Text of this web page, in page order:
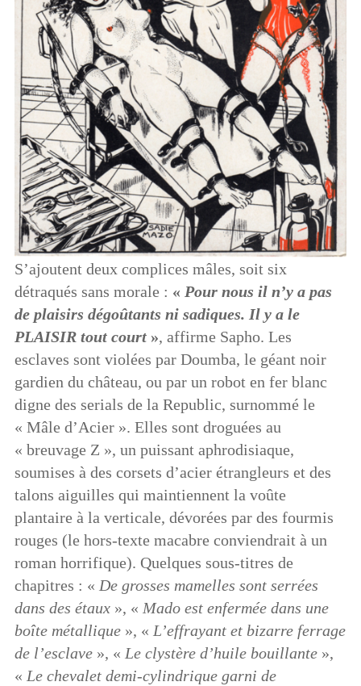
S’ajoutent deux complices mâles, soit six
détraqués sans morale : « Pour nous il n’y a pas
de plaisirs dégoûtants ni sadiques. Il y a le
PLAISIR tout court», affirme Sapho. Les
esclaves sont violées par Doumba, le géant noir
gardien du château, ou par un robot en fer blanc
digne des serials de la Republic, surnommé le
« Mâle d’Acier ». Elles sont droguées au
« breuvage Z », un puissant aphrodisiaque,
soumises à des corsets d’acier étrangleurs et des
talons aiguilles qui maintiennent la voûte
plantaire à la verticale, dévorées par des fourmis
rouges (le hors-texte macabre conviendrait à un
roman horrifique). Quelques sous-titres de
chapitres : « De grosses mamelles sont serrées
dans des étaux», « Mado est enfermée dans une
boîte métallique», « L’effrayant et bizarre ferrage
de l’esclave», « Le clystère d’huile bouillante»,
« Le chevalet demi-cylindrique garni de